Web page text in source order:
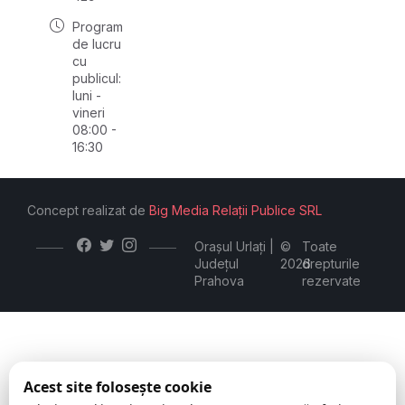
Program
de lucru
cu
publicul:
luni -
vineri
08:00 -
16:30
Orașul Urlați |
Județul
Prahova
©
2026
Toate
drepturile
rezervate
Concept realizat de Big Media Relații Publice SRL
Acest site folosește cookie